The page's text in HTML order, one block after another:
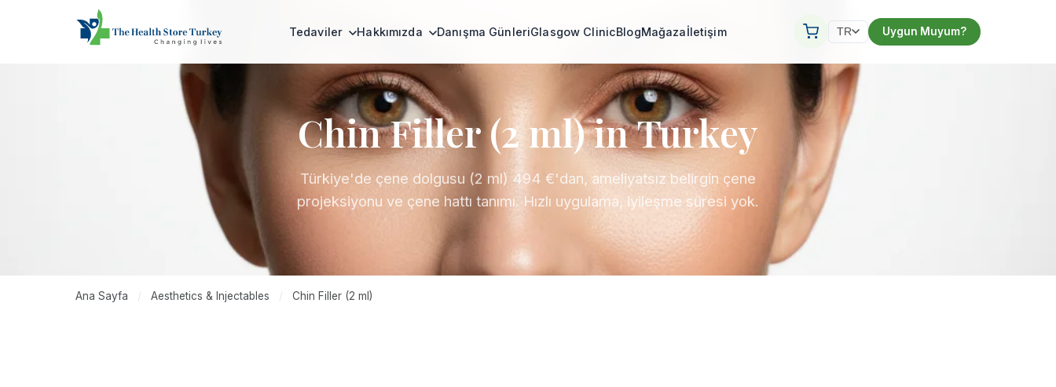
Tedaviler Hakkımızda Danışma GünleriGlasgow ClinicBlogMağazaİletişim TR Uygun Muyum?
Chin Filler (2 ml) in Turkey
Türkiye'de çene dolgusu (2 ml) 494 €'dan, ameliyatsız belirgin çene
projeksiyonu ve çene hattı tanımı. Hızlı uygulama, iyileşme süresi yok.
Ana Sayfa / Aesthetics & Injectables / Chin Filler (2 ml)